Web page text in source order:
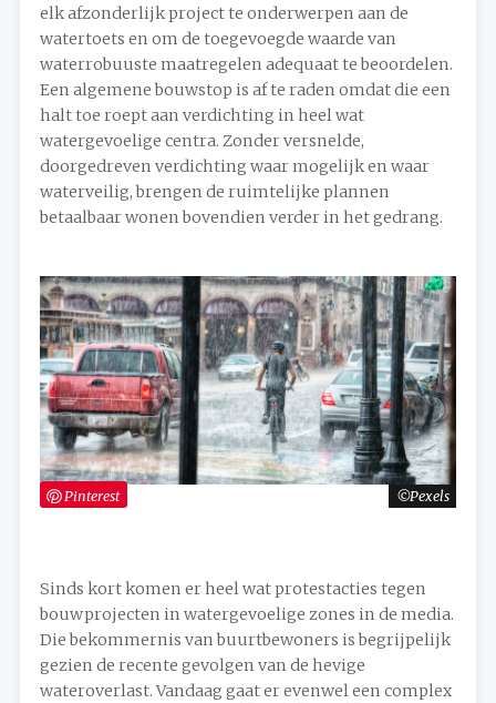
elk afzonderlijk project te onderwerpen aan de
watertoets en om de toegevoegde waarde van
waterrobuuste maatregelen adequaat te beoordelen.
Een algemene bouwstop is af te raden omdat die een
halt toe roept aan verdichting in heel wat
watergevoelige centra. Zonder versnelde,
doorgedreven verdichting waar mogelijk en waar
waterveilig, brengen de ruimtelijke plannen
betaalbaar wonen bovendien verder in het gedrang.
Pexels
Pinterest
Sinds kort komen er heel wat protestacties tegen
bouwprojecten in watergevoelige zones in de media.
Die bekommernis van buurtbewoners is begrijpelijk
gezien de recente gevolgen van de hevige
wateroverlast. Vandaag gaat er evenwel een complex